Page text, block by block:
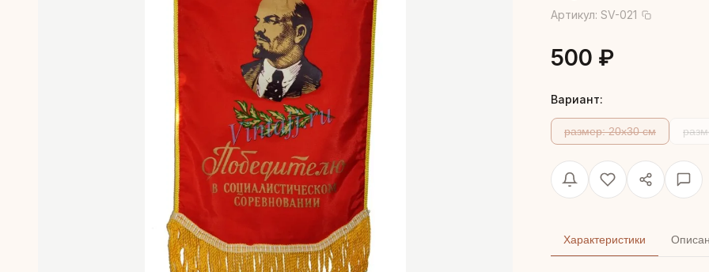
Артикул: SV-021
500 ₽
Вариант:
размер: 20x30 см
Характеристики